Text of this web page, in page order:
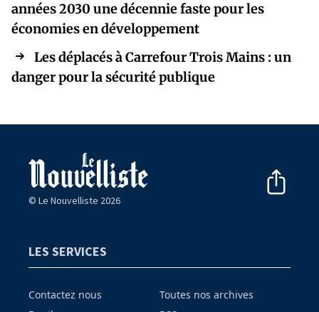
années 2030 une décennie faste pour les
économies en développement
Les déplacés à Carrefour Trois Mains : un
danger pour la sécurité publique
© Le Nouvelliste 2026
LES SERVICES
Contactez nous
Toutes nos archives